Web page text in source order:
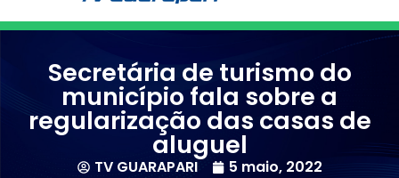
Secretária de turismo do
município fala sobre a
regularização das casas de
aluguel
TV GUARAPARI 5 maio, 2022